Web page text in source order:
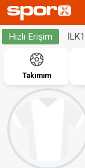
Hızlı Erişim
Takımım